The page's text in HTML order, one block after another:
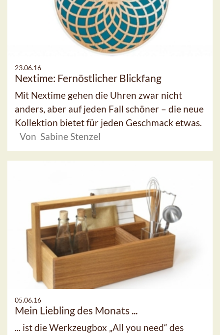
23.06.16
Nextime: Fernöstlicher Blickfang
Mit Nextime gehen die Uhren zwar nicht
anders, aber auf jeden Fall schöner – die neue
Kollektion bietet für jeden Geschmack etwas.
Von Sabine Stenzel
05.06.16
Mein Liebling des Monats ...
... ist die Werkzeugbox „All you need“ des